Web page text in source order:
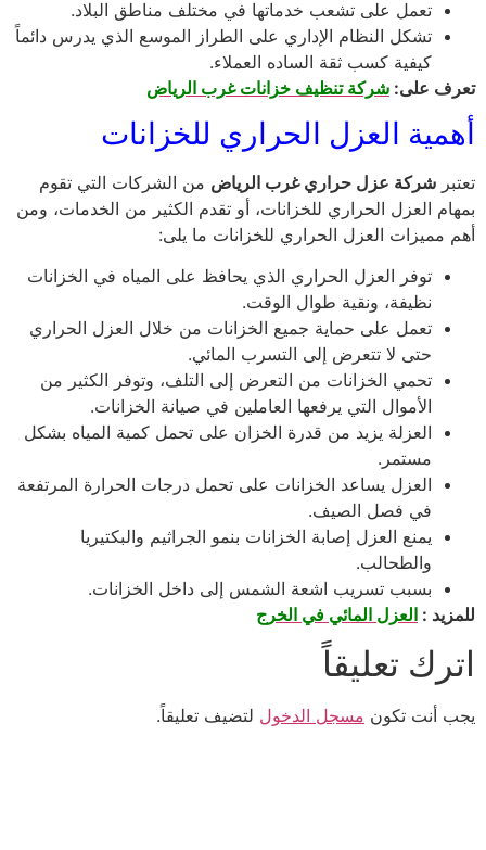
تعمل على تشعب خدماتها في مختلف مناطق البلاد.
تشكل النظام الإداري على الطراز الموسع الذي يدرس دائماً
كيفية كسب ثقة الساده العملاء.
تعرف على: شركة تنظيف خزانات غرب الرياض
أهمية العزل الحراري للخزانات
تعتبر شركة عزل حراري غرب الرياض من الشركات التي تقوم
بمهام العزل الحراري للخزانات، أو تقدم الكثير من الخدمات، ومن
أهم مميزات العزل الحراري للخزانات ما يلى:
توفر العزل الحراري الذي يحافظ على المياه في الخزانات
نظيفة، ونقية طوال الوقت.
تعمل على حماية جميع الخزانات من خلال العزل الحراري
حتى لا تتعرض إلى التسرب المائي.
تحمي الخزانات من التعرض إلى التلف، وتوفر الكثير من
الأموال التي يرفعها العاملين في صيانة الخزانات.
العزلة يزيد من قدرة الخزان على تحمل كمية المياه بشكل
مستمر.
العزل يساعد الخزانات على تحمل درجات الحرارة المرتفعة
في فصل الصيف.
يمنع العزل إصابة الخزانات بنمو الجراثيم والبكتيريا
والطحالب.
بسبب تسريب اشعة الشمس إلى داخل الخزانات.
للمزيد : العزل المائي في الخرج
اترك تعليقاً
يجب أنت تكون مسجل الدخول لتضيف تعليقاً.